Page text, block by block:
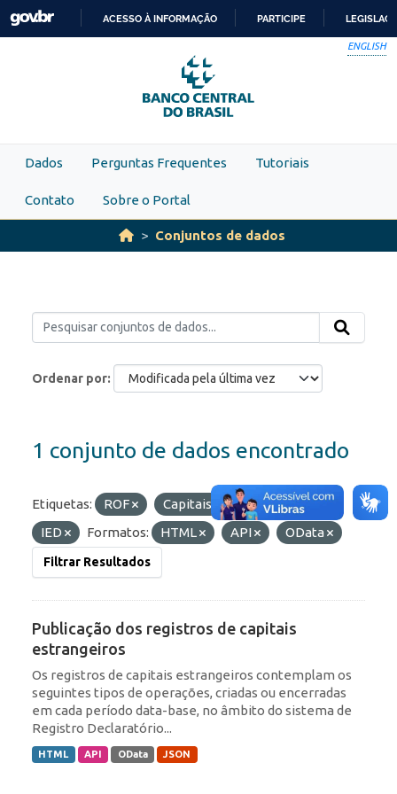
Skip to main content
PARA
O
CONTEÚDO
ACESSO À INFORMAÇÃO PARTICIPE
ENGLISH
Dados Perguntas Frequentes Tutoriais
Contato Sobre o Portal
Conjuntos de dados
Ordenar por
1 conjunto de dados encontrado
Etiquetas: ROF
Capitais Estrangeiros
IED
Formatos: HTML API OData
Filtrar Resultados
Publicação dos registros de capitais
estrangeiros
Os registros de capitais estrangeiros contemplam os
seguintes tipos de operações, criadas ou encerradas
em cada período data-base, no âmbito do sistema de
Registro Declaratório...
HTML API OData JSON